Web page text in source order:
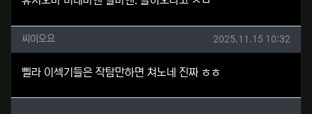
씨이오요님의 댓글
씨이오요 작성일
2025.11.15 10:32
삘라 이섹기들은 작탐만하면 쳐노네 진짜 ㅎㅎ